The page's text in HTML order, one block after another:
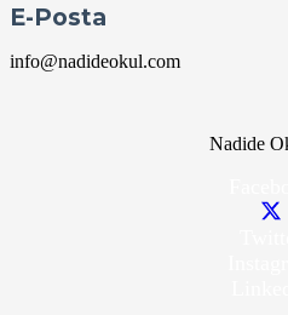
E-Posta
info@nadideokul.com
Nadide